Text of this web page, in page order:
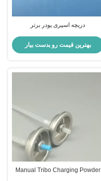
دریچه اسپری پودر برتر
بهترین قیمت رو بدست بیار
Manual Tribo Charging Powder